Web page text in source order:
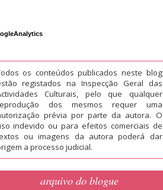
os conteúdos publicados neste blog
registados na Inspecção Geral das
Culturais, pelo que qualquer
dos mesmos requer uma
prévia por parte da autora. O
indevido ou para efeitos comerciais de
ou imagens da autora poderá dar
a processo judicial.
arquivo do blogue